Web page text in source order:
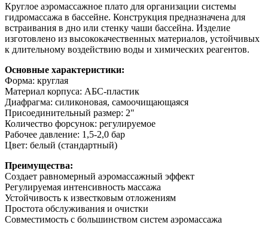
Круглое аэромассажное плато для организации системы
гидромассажа в бассейне. Конструкция предназначена для
встраивания в дно или стенку чаши бассейна. Изделие
изготовлено из высококачественных материалов, устойчивых
к длительному воздействию воды и химических реагентов.
Основные характеристики:
Форма: круглая
Материал корпуса: АБС-пластик
Диафрагма: силиконовая, самоочищающаяся
Присоединительный размер: 2"
Количество форсунок: регулируемое
Рабочее давление: 1,5-2,0 бар
Цвет: белый (стандартный)
Преимущества:
Создает равномерный аэромассажный эффект
Регулируемая интенсивность массажа
Устойчивость к известковым отложениям
Простота обслуживания и очистки
Совместимость с большинством систем аэромассажа